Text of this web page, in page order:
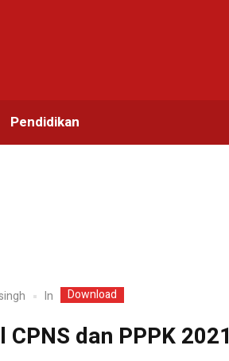
Pendidikan
In Download
dan PPPK 2021